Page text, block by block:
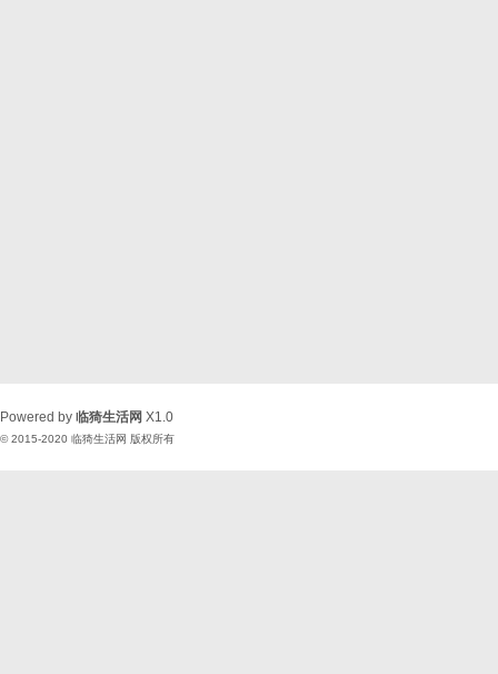
Powered by 临猗生活网 X1.0
© 2015-2020 临猗生活网 版权所有